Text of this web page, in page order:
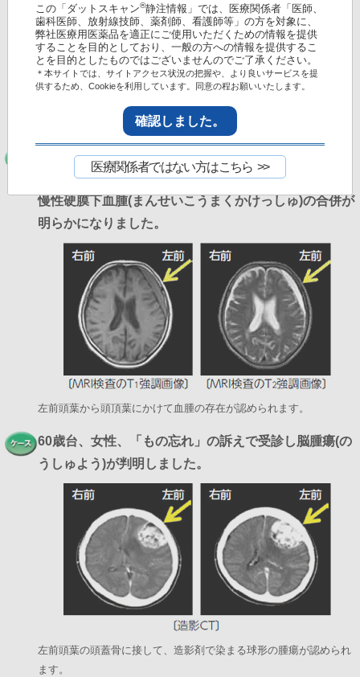
左前頭葉に、頭蓋骨と脳に挟まれた血腫が認められます。
70歳台、女性、アルツハイマー型認知症の経過中に
慢性硬膜下血腫(まんせいこうまくかけっしゅ)の合併が
明らかになりました。
左前頭葉から頭頂葉にかけて血腫の存在が認められます。
60歳台、女性、「もの忘れ」の訴えで受診し脳腫瘍(の
うしゅよう)が判明しました。
左前頭葉の頭蓋骨に接して、造影剤で染まる球形の腫瘍が認められ
ます。
この「ダットスキャン®静注情報」では、医療関係者「医師、
歯科医師、放射線技師、薬剤師、看護師等」の方を対象に、
弊社医療用医薬品を適正にご使用いただくための情報を提供
することを目的としており、一般の方への情報を提供するこ
とを目的としたものではございませんのでご了承ください。
＊本サイトでは、サイトアクセス状況の把握や、より良いサービスを提
供するため、Cookieを利用しています。同意の程お願いいたします。
確認しました。
医療関係者ではない方はこちら